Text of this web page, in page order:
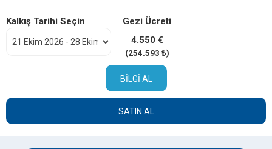
Kalkış Tarihi Seçin
Gezi Ücreti
4.550 €
(254.593 ₺)
BILGI AL
SATIN AL